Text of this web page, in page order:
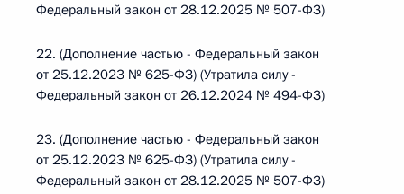
Федеральный закон от 28.12.2025 № 507-ФЗ)
22. (Дополнение частью - Федеральный закон
от 25.12.2023 № 625-ФЗ) (Утратила силу -
Федеральный закон от 26.12.2024 № 494-ФЗ)
23. (Дополнение частью - Федеральный закон
от 25.12.2023 № 625-ФЗ) (Утратила силу -
Федеральный закон от 28.12.2025 № 507-ФЗ)